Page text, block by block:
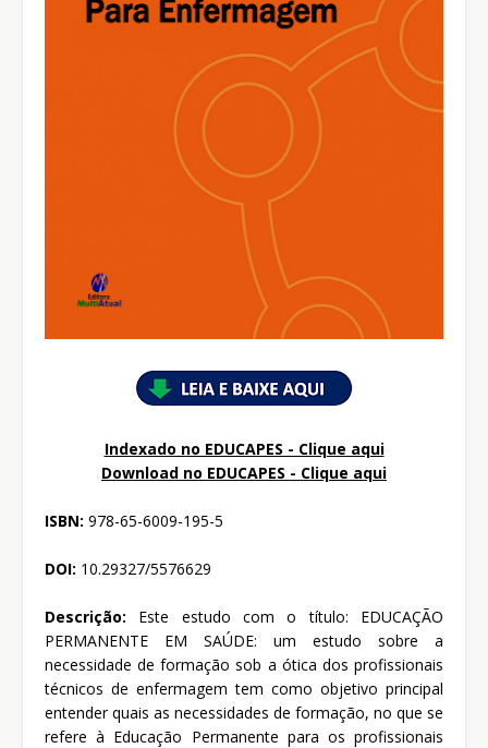
Indexado no EDUCAPES - Clique aqui
Download no EDUCAPES - Clique aqui
ISBN: 978-65-6009-195-5
DOI: 10.29327/5576629
Descrição: Este estudo com o título: EDUCAÇÃO
PERMANENTE EM SAÚDE: um estudo sobre a
necessidade de formação sob a ótica dos profissionais
técnicos de enfermagem tem como objetivo principal
entender quais as necessidades de formação, no que se
refere à Educação Permanente para os profissionais